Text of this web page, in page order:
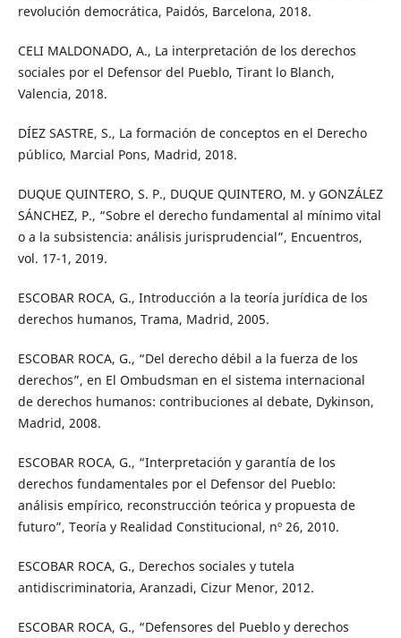
revolución democrática, Paidós, Barcelona, 2018.
CELI MALDONADO, A., La interpretación de los derechos
sociales por el Defensor del Pueblo, Tirant lo Blanch,
Valencia, 2018.
DÍEZ SASTRE, S., La formación de conceptos en el Derecho
público, Marcial Pons, Madrid, 2018.
DUQUE QUINTERO, S. P., DUQUE QUINTERO, M. y GONZÁLEZ
SÁNCHEZ, P., “Sobre el derecho fundamental al mínimo vital
o a la subsistencia: análisis jurisprudencial”, Encuentros,
vol. 17-1, 2019.
ESCOBAR ROCA, G., Introducción a la teoría jurídica de los
derechos humanos, Trama, Madrid, 2005.
ESCOBAR ROCA, G., “Del derecho débil a la fuerza de los
derechos”, en El Ombudsman en el sistema internacional
de derechos humanos: contribuciones al debate, Dykinson,
Madrid, 2008.
ESCOBAR ROCA, G., “Interpretación y garantía de los
derechos fundamentales por el Defensor del Pueblo:
análisis empírico, reconstrucción teórica y propuesta de
futuro”, Teoría y Realidad Constitucional, nº 26, 2010.
ESCOBAR ROCA, G., Derechos sociales y tutela
antidiscriminatoria, Aranzadi, Cizur Menor, 2012.
ESCOBAR ROCA, G., “Defensores del Pueblo y derechos